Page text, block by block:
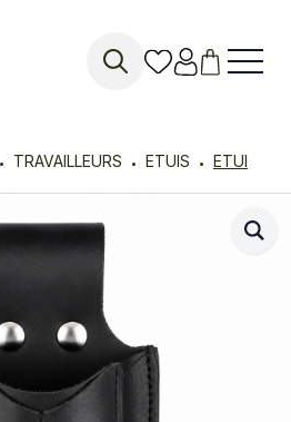
TRAVAILLEURS ETUIS
ETUI